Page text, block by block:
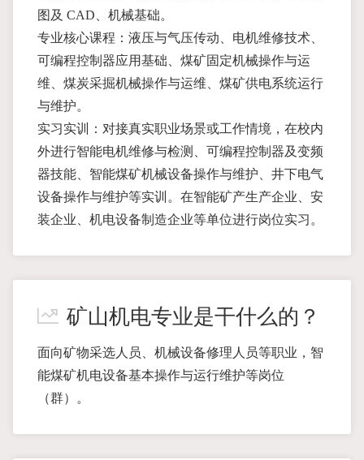
图及 CAD、机械基础。
专业核心课程：液压与气压传动、电机维修技术、
可编程控制器应用基础、煤矿固定机械操作与运
维、煤炭采掘机械操作与运维、煤矿供电系统运行
与维护。
实习实训：对接真实职业场景或工作情境，在校内
外进行智能电机维修与检测、可编程控制器及变频
器技能、智能煤矿机械设备操作与维护、井下电气
设备操作与维护等实训。在智能矿产生产企业、安
装企业、机电设备制造企业等单位进行岗位实习。
矿山机电专业是干什么的？
面向矿物采选人员、机械设备修理人员等职业，智
能煤矿机电设备基本操作与运行维护等岗位
（群）。